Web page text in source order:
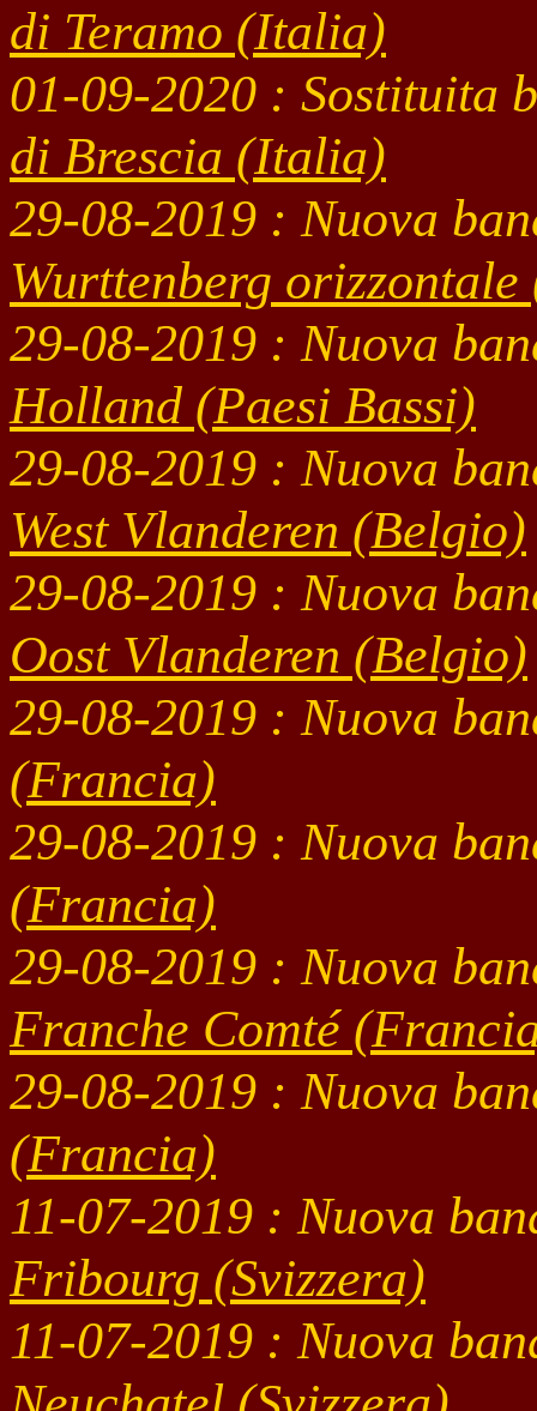
di Teramo (Italia)
01-09-2020 : Sostituita
di Brescia (Italia)
29-08-2019 : Nuova
Wurttenberg
29-08-2019 : Nuova
Holland (Paesi Bassi)
29-08-2019 : Nuova
West Vlanderen (Belgio)
29-08-2019 : Nuova
Oost Vlanderen (Belgio)
29-08-2019 : Nuova
(Francia)
29-08-2019 : Nuova
(Francia)
29-08-2019 : Nuova
Franche Comté
29-08-2019 : Nuova
(Francia)
11-07-2019 : Nuova
Fribourg (Svizzera)
11-07-2019 : Nuova